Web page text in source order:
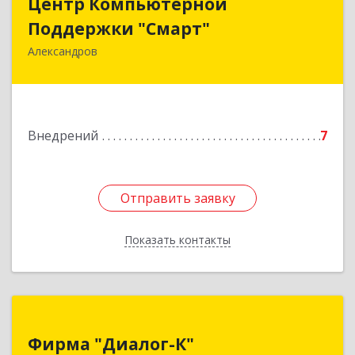
Поддержки "Смарт"
Александров
Внедрений 7
Отправить заявку
Показать контакты
Поддержки "Смарт"
601650, Владимирская обл, Александровский р-
Подробнее
Отправить заявку
Назад
Фирма "Диалог-К"